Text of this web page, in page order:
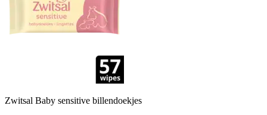
Zwitsal Baby sensitive billendoekjes